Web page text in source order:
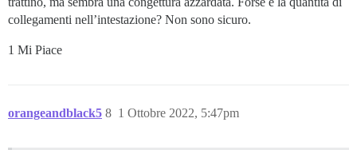
collegamenti nell’intestazione? Non sono sicuro.
1 Mi Piace
orangeandblack5 1 Ottobre 2022, 5:47pm
8